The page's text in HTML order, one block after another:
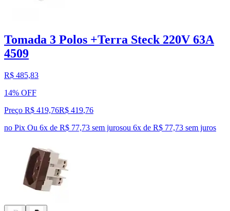
Tomada 3 Polos +Terra Steck 220V 63A
4509
R$ 485,83
14% OFF
Preço R$ 419,76R$ 419,76
no Pix Ou 6x de R$ 77,73 sem jurosou 6x de R$ 77,73 sem juros